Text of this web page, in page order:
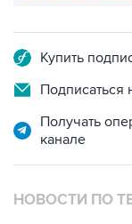
Купить
Подписаться
Получать
канале
НОВОСТИ ПО